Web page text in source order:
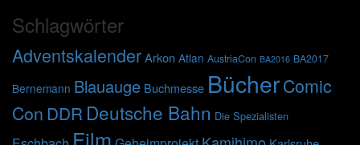
Schlagwörter
AdventskalenderArkon Atlan AustriaCon BA2016 BA2017
Bernemann Blauauge Buchmesse BücherComic
Con DDR Deutsche Bahn Die Spezialisten